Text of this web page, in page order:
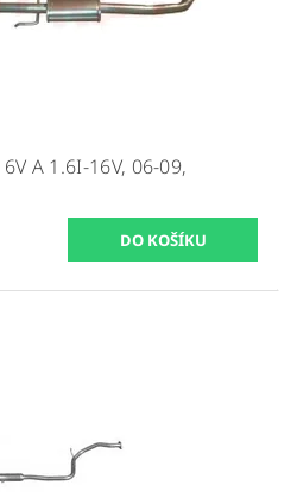
A 1.6I-16V, 06-09,